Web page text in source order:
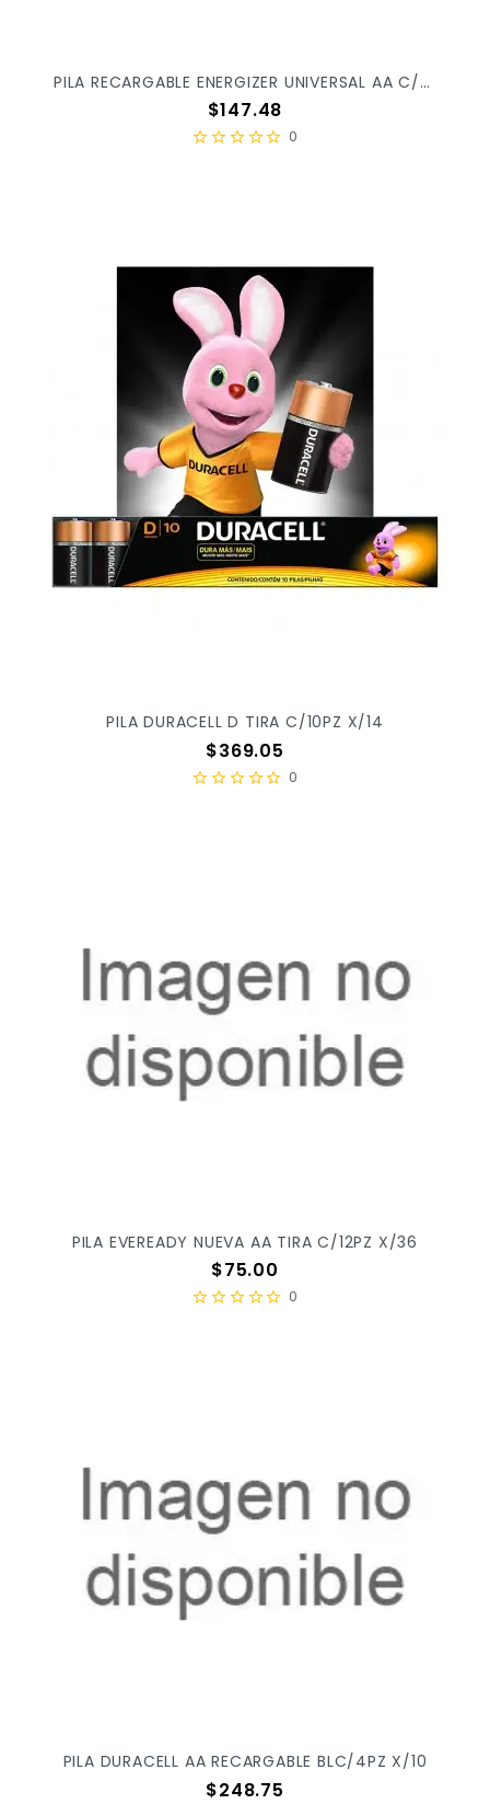
PILA RECARGABLE ENERGIZER UNIVERSAL AA C/2PZ X/36
Precio
$147.48
0
PILA DURACELL D TIRA C/10PZ X/14
Precio
$369.05
0
PILA EVEREADY NUEVA AA TIRA C/12PZ X/36
Precio
$75.00
0
PILA DURACELL AA RECARGABLE BLC/4PZ X/10
Precio
$248.75